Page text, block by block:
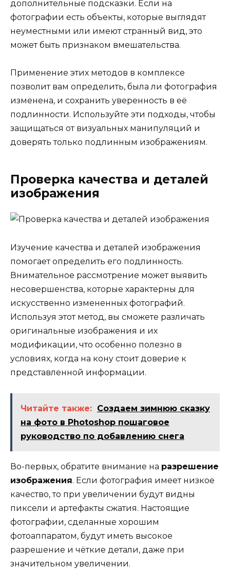
дополнительные подсказки. Если на
фотографии есть объекты, которые выглядят
неуместными или имеют странный вид, это
может быть признаком вмешательства.
Применение этих методов в комплексе
позволит вам определить, была ли фотография
изменена, и сохранить уверенность в её
подлинности. Используйте эти подходы, чтобы
защищаться от визуальных манипуляций и
доверять только подлинным изображениям.
Проверка качества и деталей
изображения
Изучение качества и деталей изображения
помогает определить его подлинность.
Внимательное рассмотрение может выявить
несовершенства, которые характерны для
искусственно измененных фотографий.
Используя этот метод, вы сможете различать
оригинальные изображения и их
модификации, что особенно полезно в
условиях, когда на кону стоит доверие к
представленной информации.
Читайте также: Создаем зимнюю сказку
на фото в Photoshop пошаговое
руководство по добавлению снега
Во-первых, обратите внимание на разрешение
изображения. Если фотография имеет низкое
качество, то при увеличении будут видны
пиксели и артефакты сжатия. Настоящие
фотографии, сделанные хорошим
фотоаппаратом, будут иметь высокое
разрешение и чёткие детали, даже при
значительном увеличении.